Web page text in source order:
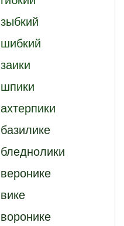
зыбкий
шибкий
заики
шпики
ахтерпики
базилике
бледнолики
веронике
вике
воронике